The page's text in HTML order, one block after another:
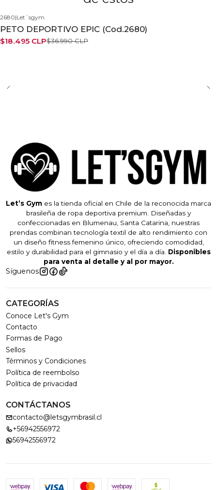
-50%
2680|Let´sgym
PETO DEPORTIVO EPIC (Cod.2680)
$18.495 CLP$36.990 CLP
Let’s Gym es la tienda oficial en Chile de la reconocida marca
brasileña de ropa deportiva premium. Diseñadas y
confeccionadas en Blumenau, Santa Catarina, nuestras
prendas combinan tecnología textil de alto rendimiento con
un diseño fitness femenino único, ofreciendo comodidad,
estilo y durabilidad para el gimnasio y el día a día. Disponibles
para venta al detalle y al por mayor.
Síguenos
CATEGORÍAS
Conoce Let's Gym
Contacto
Formas de Pago
Sellos
Términos y Condiciones
Política de reembolso
Política de privacidad
CONTÁCTANOS
contacto@letsgymbrasil.cl
+56942556972
56942556972